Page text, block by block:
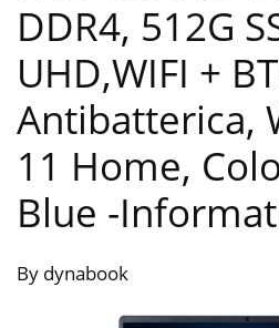
DDR4, 512G
UHD,WIFI +
Antibatterica,
11 Home,
Blue -
By dynabook